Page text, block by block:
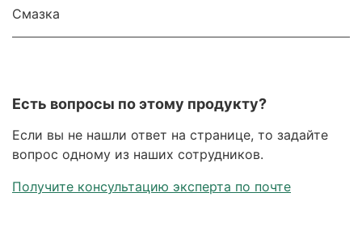
Смазка
Есть вопросы по этому продукту?
Если вы не нашли ответ на странице, то задайте
вопрос одному из наших сотрудников.
Получите консультацию эксперта по почте